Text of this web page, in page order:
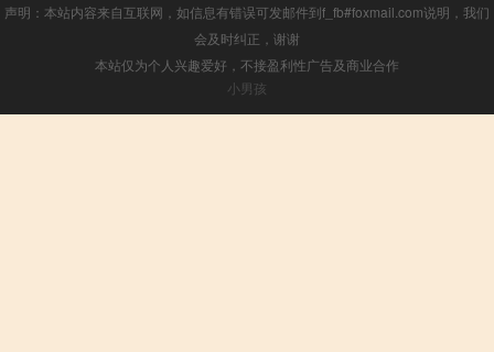
声明：本站内容来自互联网，如信息有错误可发邮件到f_fb#foxmail.com说明，我们
会及时纠正，谢谢
本站仅为个人兴趣爱好，不接盈利性广告及商业合作
小男孩